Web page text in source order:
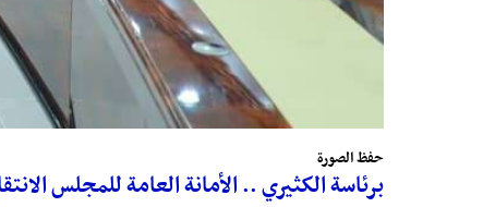
حفظ الصورة
برئاسة الكثيري .. الأمانة العامة للمجلس